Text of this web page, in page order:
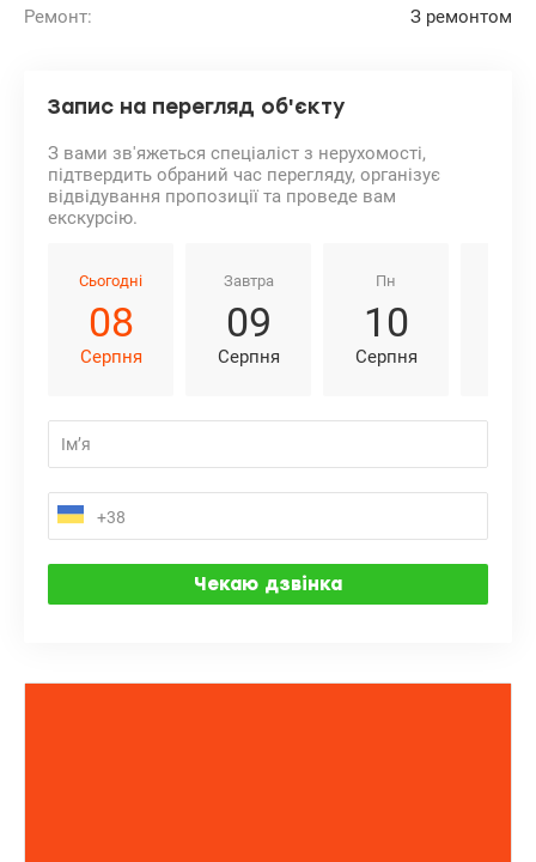
Ремонт:
З ремонтом
Запис на перегляд об'єкту
З вами зв'яжеться спеціаліст з нерухомості,
підтвердить обраний час перегляду, організує
відвідування пропозиції та проведе вам
екскурсію.
Сьогодні
08
Серпня
Завтра
09
Серпня
Пн
10
Серпня